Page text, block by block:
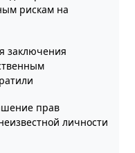
рискам на
заключения
прав
личности